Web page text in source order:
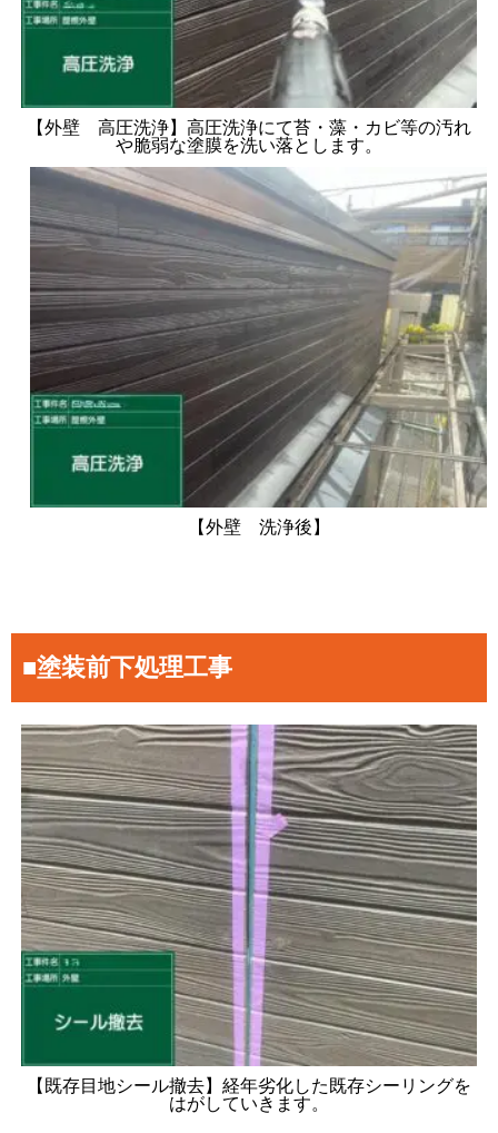
【外壁 高圧洗浄】高圧洗浄にて苔・藻・カビ等の汚れ
や脆弱な塗膜を洗い落とします。
【外壁 洗浄後】
■塗装前下処理工事
【既存目地シール撤去】経年劣化した既存シーリングを
はがしていきます。